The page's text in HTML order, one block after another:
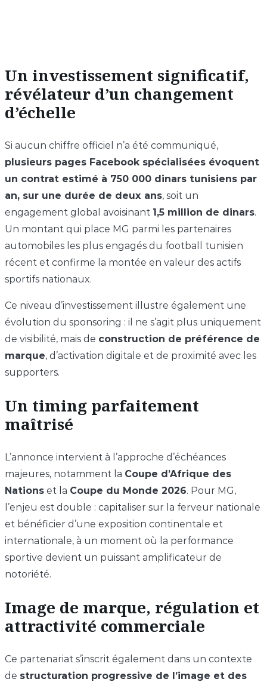
Un investissement significatif,
révélateur d’un changement
d’échelle
Si aucun chiffre officiel n’a été communiqué,
plusieurs pages Facebook spécialisées évoquent
un contrat estimé à 750 000 dinars tunisiens par
an, sur une durée de deux ans, soit un
engagement global avoisinant 1,5 million de dinars.
Un montant qui place MG parmi les partenaires
automobiles les plus engagés du football tunisien
récent et confirme la montée en valeur des actifs
sportifs nationaux.
Ce niveau d’investissement illustre également une
évolution du sponsoring : il ne s’agit plus uniquement
de visibilité, mais de construction de préférence de
marque, d’activation digitale et de proximité avec les
supporters.
Un timing parfaitement
maîtrisé
L’annonce intervient à l’approche d’échéances
majeures, notamment la Coupe d’Afrique des
Nations et la Coupe du Monde 2026. Pour MG,
l’enjeu est double : capitaliser sur la ferveur nationale
et bénéficier d’une exposition continentale et
internationale, à un moment où la performance
sportive devient un puissant amplificateur de
notoriété.
Image de marque, régulation et
attractivité commerciale
Ce partenariat s’inscrit également dans un contexte
de structuration progressive de l’image et des